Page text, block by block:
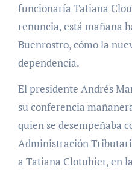
funcionaría Tatiana
renuncia, está mañana
Buenrostro, cómo la
dependencia.
El presidente Andrés
su conferencia
quien se desempeñaba
Administración
a Tatiana Clotuhier, en